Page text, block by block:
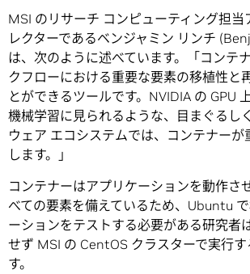
MSI のリサーチ コンピューティング担当
レクターであるベンジャミン リンチ
は、次のように述べています。「コンテ
クフローにおける重要な要素の移植性と
とができるツールです。NVIDIA の GPU
機械学習に見られるような、目まぐるし
ウェア エコシステムでは、コンテナーが
します。」
コンテナーはアプリケーションを動作さ
べての要素を備えているため、Ubuntu
ーションをテストする必要がある研究者
せず MSI の CentOS クラスターで実行
す。